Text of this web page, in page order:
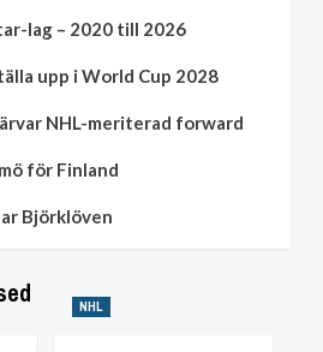
lag – 2020 till 2026
upp i World Cup 2028
NHL-meriterad forward
för Finland
Björklöven
NHL